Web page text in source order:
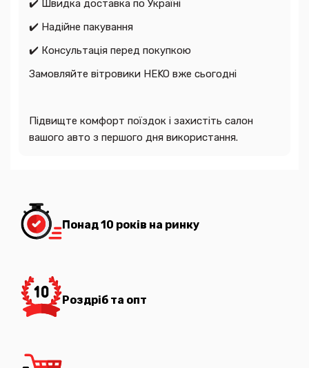
✔️ Швидка доставка по Україні
✔️ Надійне пакування
✔️ Консультація перед покупкою
Замовляйте вітровики HEKO вже сьогодні
Підвищте комфорт поїздок і захистіть салон
вашого авто з першого дня використання.
Понад 10 років на ринку
Роздріб та опт